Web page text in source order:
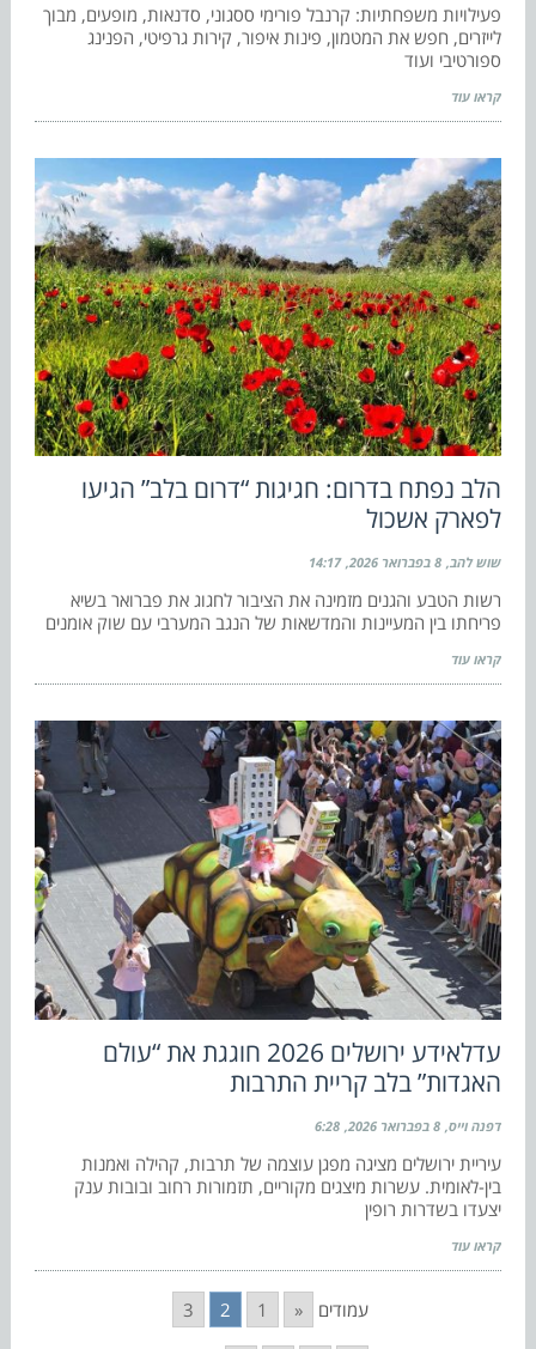
פעילויות משפחתיות: קרנבל פורימי ססגוני, סדנאות, מופעים, מבוך
לייזרים, חפש את המטמון, פינות איפור, קירות גרפיטי, הפנינג
ספורטיבי ועוד
קראו עוד
הלב נפתח בדרום: חגיגות “דרום בלב” הגיעו
לפארק אשכול
שוש להב 8 בפברואר 2026 14:17
רשות הטבע והגנים מזמינה את הציבור לחגוג את פברואר בשיא
פריחתו בין המעיינות והמדשאות של הנגב המערבי עם שוק אומנים
קראו עוד
עדלאידע ירושלים 2026 חוגגת את “עולם
האגדות” בלב קריית התרבות
דפנה וייס 8 בפברואר 2026 6:28
עיריית ירושלים מציגה מפגן עוצמה של תרבות, קהילה ואמנות
בין-לאומית. עשרות מיצגים מקוריים, תזמורות רחוב ובובות ענק
יצעדו בשדרות רופין
קראו עוד
עמודים «
1
2
3